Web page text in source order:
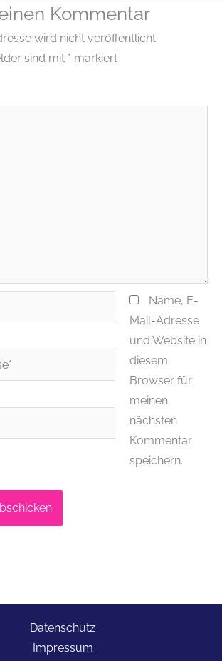
Kommentar
wird nicht veröffentlicht.
sind mit * markiert
Name, E-
Mail-Adresse
und Website in
diesem
Browser für
meinen
nächsten
Kommentar
speichern.
Datenschutz
Impressum